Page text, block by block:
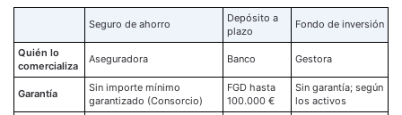
Seguro de ahorro
Depósito a
plazo
Fondo de inversión
Quién lo
comercializa
Aseguradora Banco Gestora
Garantía
Sin importe mínimo
garantizado (Consorcio)
FGD hasta
100.000 €
Sin garantía; según
los activos